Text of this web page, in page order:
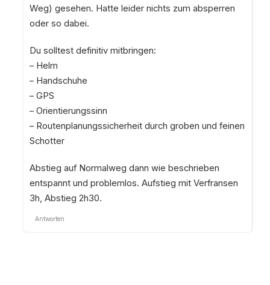
Weg) gesehen. Hatte leider nichts zum absperren
oder so dabei.
Du solltest definitiv mitbringen:
– Helm
– Handschuhe
– GPS
– Orientierungssinn
– Routenplanungssicherheit durch groben und feinen
Schotter
Abstieg auf Normalweg dann wie beschrieben
entspannt und problemlos. Aufstieg mit Verfransen
3h, Abstieg 2h30.
Antworten